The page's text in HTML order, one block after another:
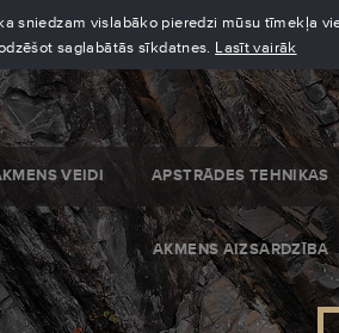
sniedzam vislabāko pieredzi mūsu tīmekļa
saglabātās sīkdatnes. Lasīt vairāk
VEIDI APSTRĀDES TEHNIKAS
AKMENS AIZSARDZĪBA